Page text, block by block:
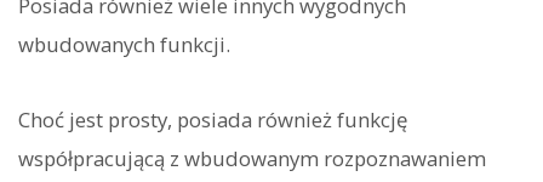
Posiada również wiele innych wygodnych
wbudowanych funkcji.
Choć jest prosty, posiada również funkcję
współpracującą z wbudowanym rozpoznawaniem